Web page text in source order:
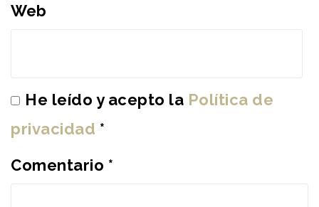
Web
He leído y acepto la Política de
privacidad *
Comentario *